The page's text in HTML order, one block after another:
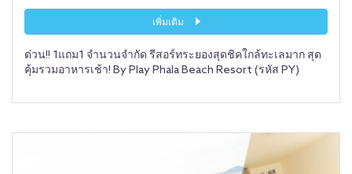
เพิ่มเติม
ด่วน!! 1แถม1 จำนวนจำกัด รีสอร์ทระยองสุดชิคใกล้ทะเลมาก สุด
คุ้มรวมอาหารเช้า! By Play Phala Beach Resort (รหัส PY)